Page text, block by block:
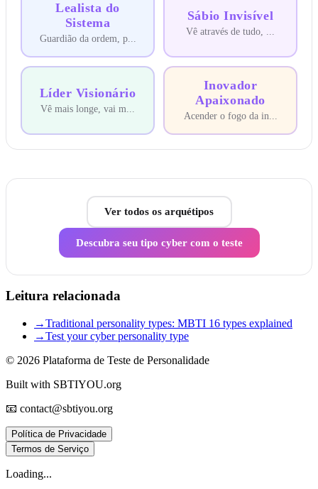
Lealista do
Sistema
Guardião da ordem, p...
Sábio Invisível
Vê através de tudo,
Líder Visionário
Vê mais longe, vai m
Inovador
Apaixonado
Acender o fogo da in...
Ver todos os arquétipos
Descubra seu tipo cyber com o teste
Leitura relacionada
→Traditional personality types: MBTI 16 types explained
→Test your cyber personality type
© 2026 Plataforma de Teste de Personalidade
Built with SBTIYOU.org
📧 contact@sbtiyou.org
Política de Privacidade
Termos de Serviço
Loading...